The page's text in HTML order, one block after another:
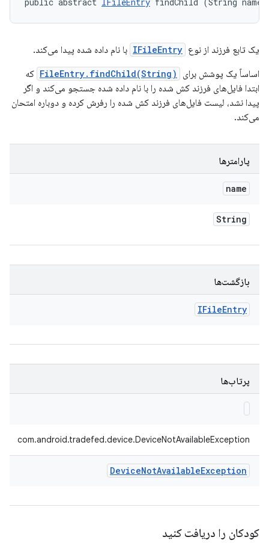
یک تابع فرزند از نوع IFileEntry با نام داده شده پیدا می‌کند.
اساساً یک پوشش برای
FileEntry.findChild(String) که
ابتدا فایل‌های فرزند کش شده را با نام داده شده جستجو می‌کند و اگر
پیدا نشد، لیست فایل‌های فرزند کش شده را رفرش کرده و دوباره امتحان
می‌کند.
پارامترها
name
String
بازگشت‌ها
IFileEntry
پرتاب‌ها
com.android.tradefed.device.DeviceNotAvailableException
DeviceNotAvailableException
کودکان را دریافت کنید